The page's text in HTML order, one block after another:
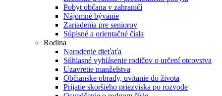
Pobyt občana v zahraničí
Nájomné bývanie
Zariadenia pre seniorov
Súpisné a orientačné čísla
Rodina
Narodenie dieťaťa
Súhlasné vyhlásenie rodičov o určení otcovstva
Uzavretie manželstva
Občianske obrady, uvítanie do života
Prijatie skoršieho priezviska po rozvode